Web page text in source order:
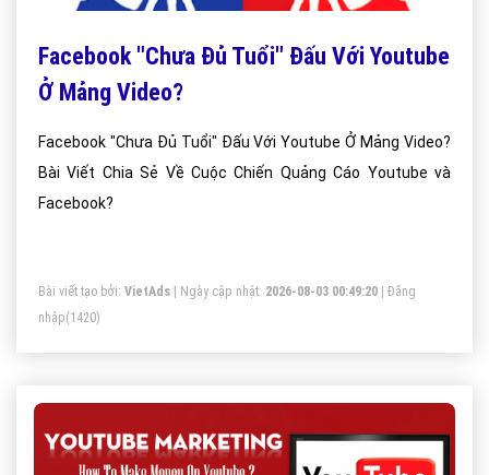
Facebook "Chưa Đủ Tuổi" Đấu Với Youtube
Ở Mảng Video?
Facebook "Chưa Đủ Tuổi" Đấu Với Youtube Ở Mảng Video?
Bài Viết Chia Sẻ Về Cuộc Chiến Quảng Cáo Youtube và
Facebook?
Bài viết tạo bởi: VietAds | Ngày cập nhật: 2026-08-03 00:49:20
Đăng
nhập(1420)